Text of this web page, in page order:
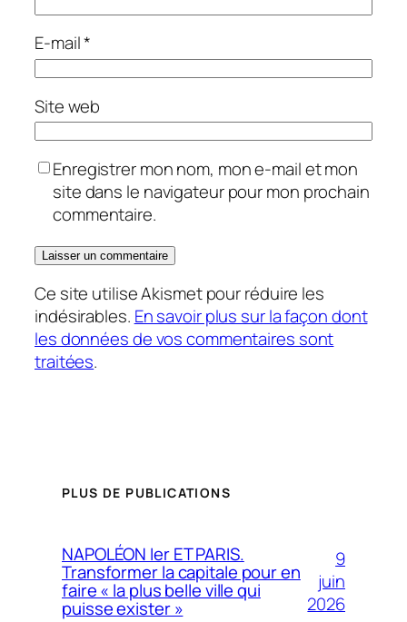
E-mail*
Site web
Enregistrer mon nom, mon e-mail et mon
site dans le navigateur pour mon prochain
commentaire.
Ce site utilise Akismet pour réduire les
indésirables. En savoir plus sur la façon dont
les données de vos commentaires sont
traitées.
PLUS DE PUBLICATIONS
NAPOLÉON Ier ET PARIS.
Transformer la capitale pour en
faire « la plus belle ville qui
puisse exister »
9
juin
2026